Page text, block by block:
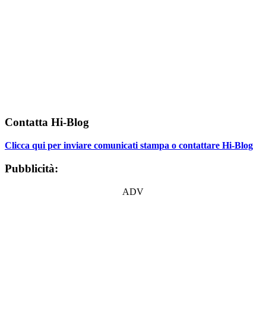
Contatta Hi-Blog
Clicca qui per inviare comunicati stampa o contattare Hi-Blog
Pubblicità:
ADV